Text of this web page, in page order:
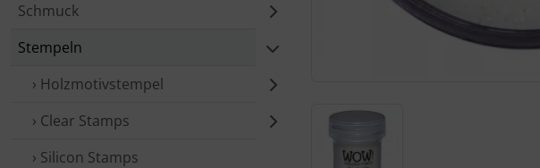
Schmuck
Stempeln
› Holzmotivstempel
› Clear Stamps
› Silicon Stamps